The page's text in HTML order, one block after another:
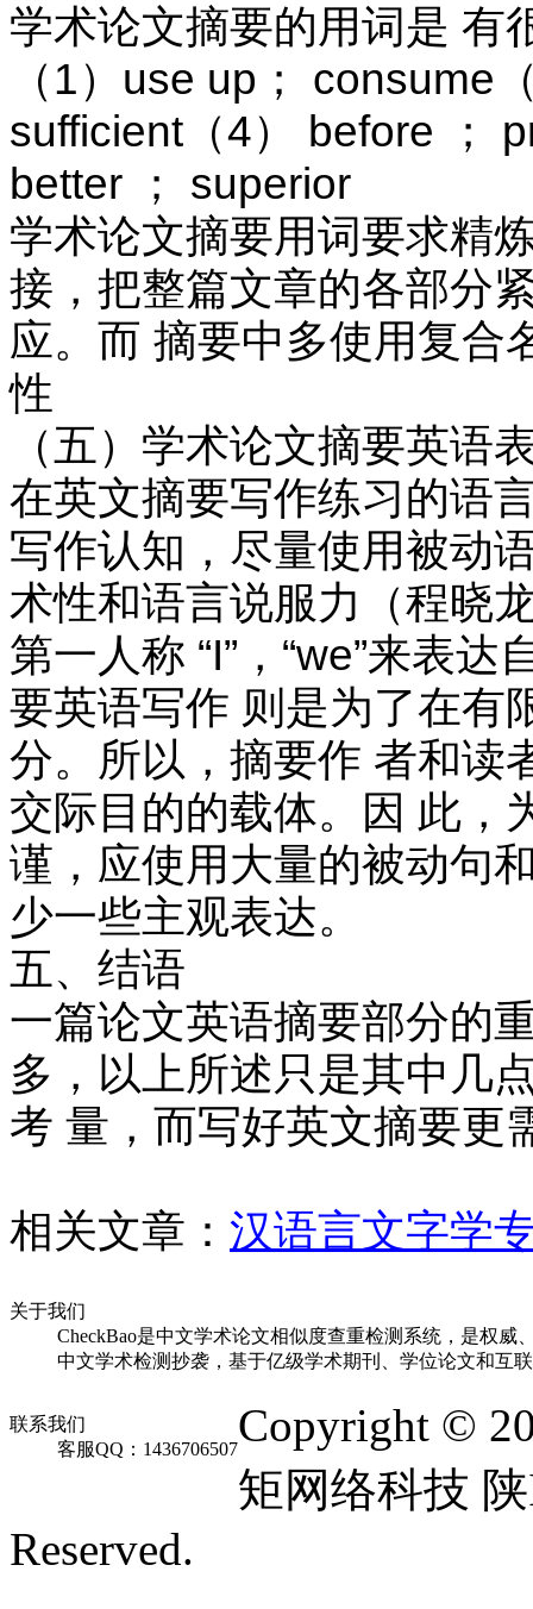
学术论文摘要的用词是 有
（1）use up； consume
sufficient（4） before ；
better ； superior
学术论文摘要用词要求精
接，把整篇文章的各部分
应。而 摘要中多使用复合
性
（五）学术论文摘要英语
在英文摘要写作练习的语
写作认知，尽量使用被动
术性和语言说服力（程晓
第一人称 “I”，“we”来表
要英语写作 则是为了在有
分。所以，摘要作 者和读
交际目的的载体。因 此，
谨，应使用大量的被动句
少一些主观表达。
五、结语
一篇论文英语摘要部分的
多，以上所述只是其中几
考 量，而写好英文摘要更
相关文章： 汉语言文字学
关于我们
CheckBao是中文学术论文相似度查重检测系统，是权
中文学术检测抄袭，基于亿级学术期刊、学位论文和互
联系我们
客服QQ：1436706507Copyright ©
矩网络科技
Reserved.